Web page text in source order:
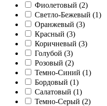
Фиолетовый (2)
Светло-Бежевый (1)
Оранжевый (3)
Красный (3)
Коричневый (3)
Голубой (3)
Розовый (2)
Темно-Синий (1)
Бордовый (1)
Салатовый (1)
Темно-Серый (2)